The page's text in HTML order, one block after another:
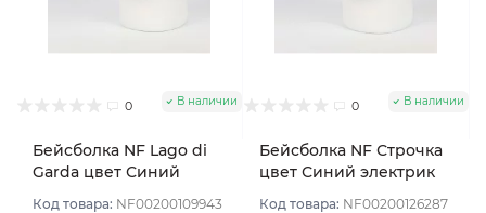
0 В наличии
Бейсболка NF Lago di
Garda цвет Синий
Код товара: NF00200109943
0 В наличии
Бейсболка NF Строчка
цвет Синий электрик
Код товара: NF00200126287